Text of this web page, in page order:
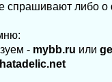
либо о
- mybb.ru или